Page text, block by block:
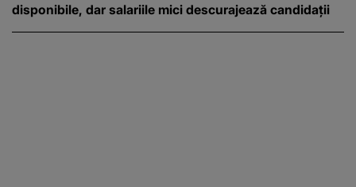
disponibile, dar salariile mici descurajează candidații